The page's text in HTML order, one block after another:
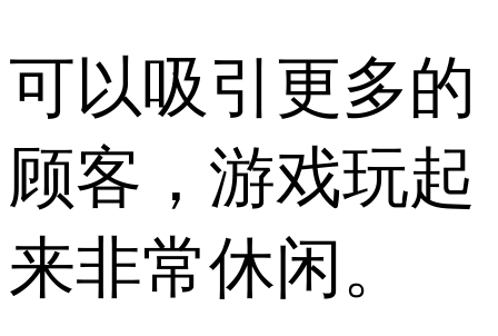
可以吸引更多的
顾客，游戏玩起
来非常休闲。